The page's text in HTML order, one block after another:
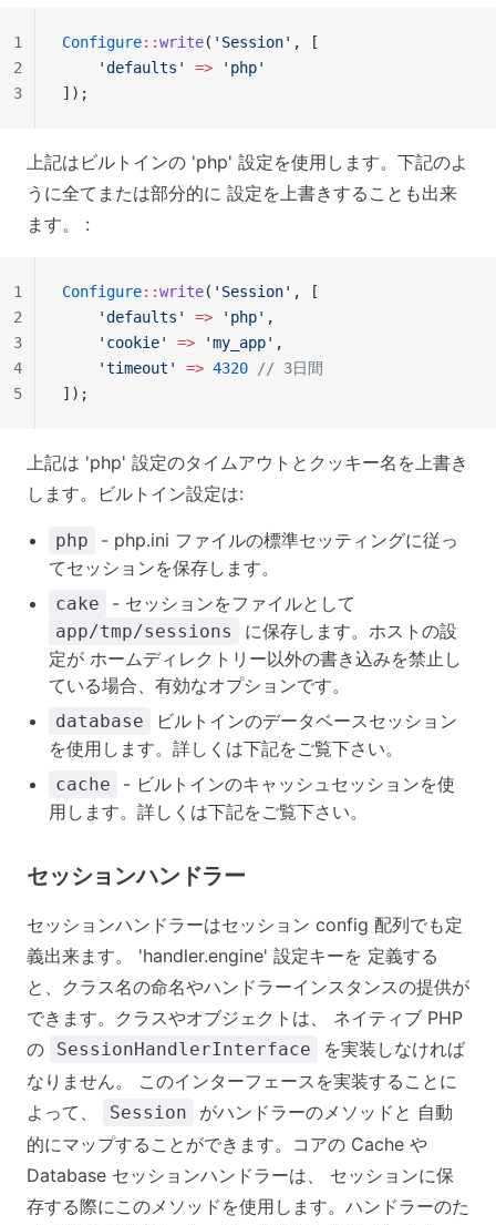
Configure::write( 'Session' , [
    'defaults'
=> 'php'
]);
1
2
3
上記はビルトインの 'php' 設定を使用します。下記のよ
うに全てまたは部分的に 設定を上書きすることも出来
ます。 :
Configure::write( 'Session' , [
    'defaults'
=> 'php' ,
    'cookie'
=> 'my_app' ,
    'timeout'
=> 4320 // 3日間
]);
1
2
3
4
5
上記は 'php' 設定のタイムアウトとクッキー名を上書き
します。ビルトイン設定は:
php
- php.ini ファイルの標準セッティングに従っ
てセッションを保存します。
cake - セッションをファイルとして
app/tmp/sessions
に保存します。ホストの設
定が ホームディレクトリー以外の書き込みを禁止し
ている場合、有効なオプションです。
database
ビルトインのデータベースセッション
を使用します。詳しくは下記をご覧下さい。
cache
- ビルトインのキャッシュセッションを使
用します。詳しくは下記をご覧下さい。
セッションハンドラー
セッションハンドラーはセッション config 配列でも定
義出来ます。 'handler.engine' 設定キーを 定義する
と、クラス名の命名やハンドラーインスタンスの提供が
できます。クラスやオブジェクトは、 ネイティブ PHP
の
SessionHandlerInterface
を実装しなければ
なりません。 このインターフェースを実装することに
よって、
Session
がハンドラーのメソッドと 自動
的にマップすることができます。コアの Cache や
Database セッションハンドラーは、 セッションに保
存する際にこのメソッドを使用します。ハンドラーのた